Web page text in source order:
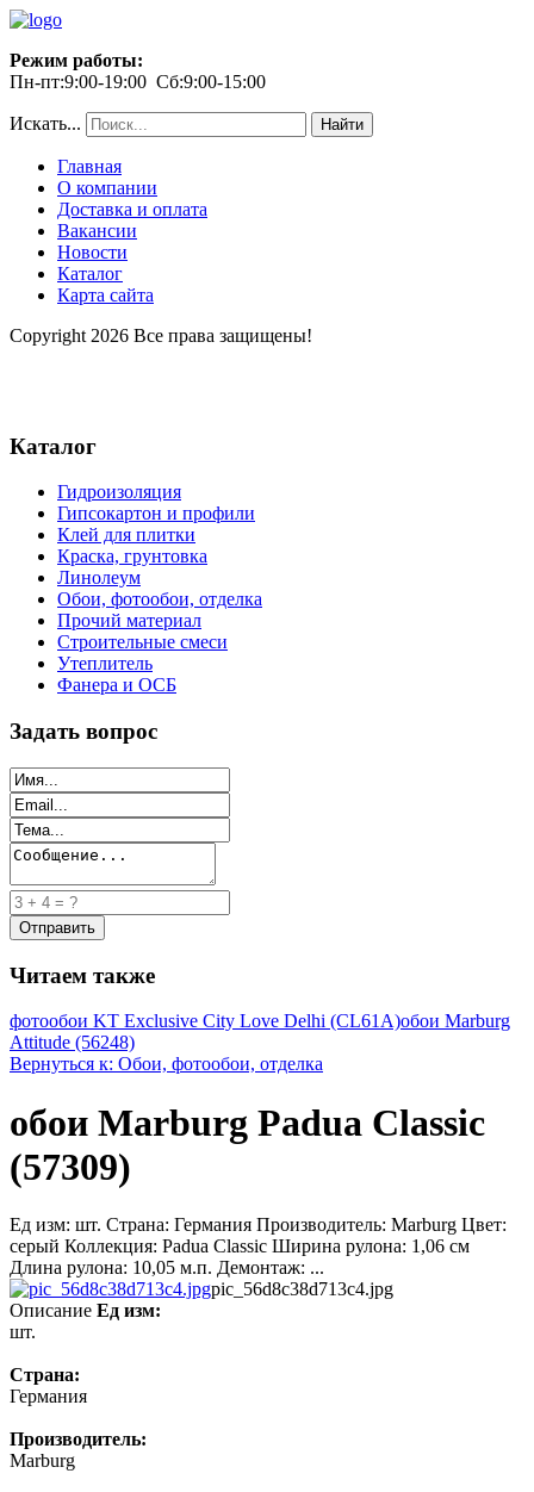
Режим работы:
Пн-пт:9:00-19:00 Сб:9:00-15:00
Искать... Найти
Главная
О компании
Доставка и оплата
Вакансии
Новости
Каталог
Карта сайта
Copyright 2026 Все права защищены!
Каталог
Гидроизоляция
Гипсокартон и профили
Клей для плитки
Краска, грунтовка
Линолеум
Обои, фотообои, отделка
Прочий материал
Строительные смеси
Утеплитель
Фанера и ОСБ
Задать вопрос
Читаем также
фотообои KT Exclusive City Love Delhi (CL61A)обои Marburg
Attitude (56248)
Вернуться к: Обои, фотообои, отделка
обои Marburg Padua Classic
(57309)
Ед изм: шт. Страна: Германия Производитель: Marburg Цвет:
серый Коллекция: Padua Classic Ширина рулона: 1,06 см
Длина рулона: 10,05 м.п. Демонтаж: ...
pic_56d8c38d713c4.jpg
Описание Ед изм:
шт.
Страна:
Германия
Производитель:
Marburg